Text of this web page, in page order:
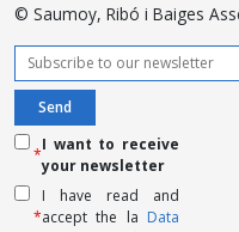
© Saumoy, Ribó i Baiges
*
I want to receive
your newsletter
*
I have read and
accept the la Data